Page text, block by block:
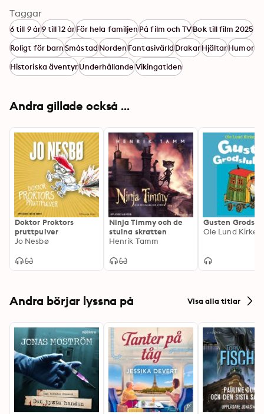
Taggar
6 till 9 år9 till 12 årFör hela familjenPå film och TVBok till film 2025
Roligt för barnSmåstadNordenFantasivärldDrakarHjältarHumor
Historiska äventyrUnderhållandeVikingatiden
Andra gillade också ...
Doktor Proktors
pruttpulver
Jo Nesbø
Ninja Timmy och de
stulna skratten
Henrik Tamm
Gusten
Ole Lund
Andra börjar lyssna på Visa alla titlar